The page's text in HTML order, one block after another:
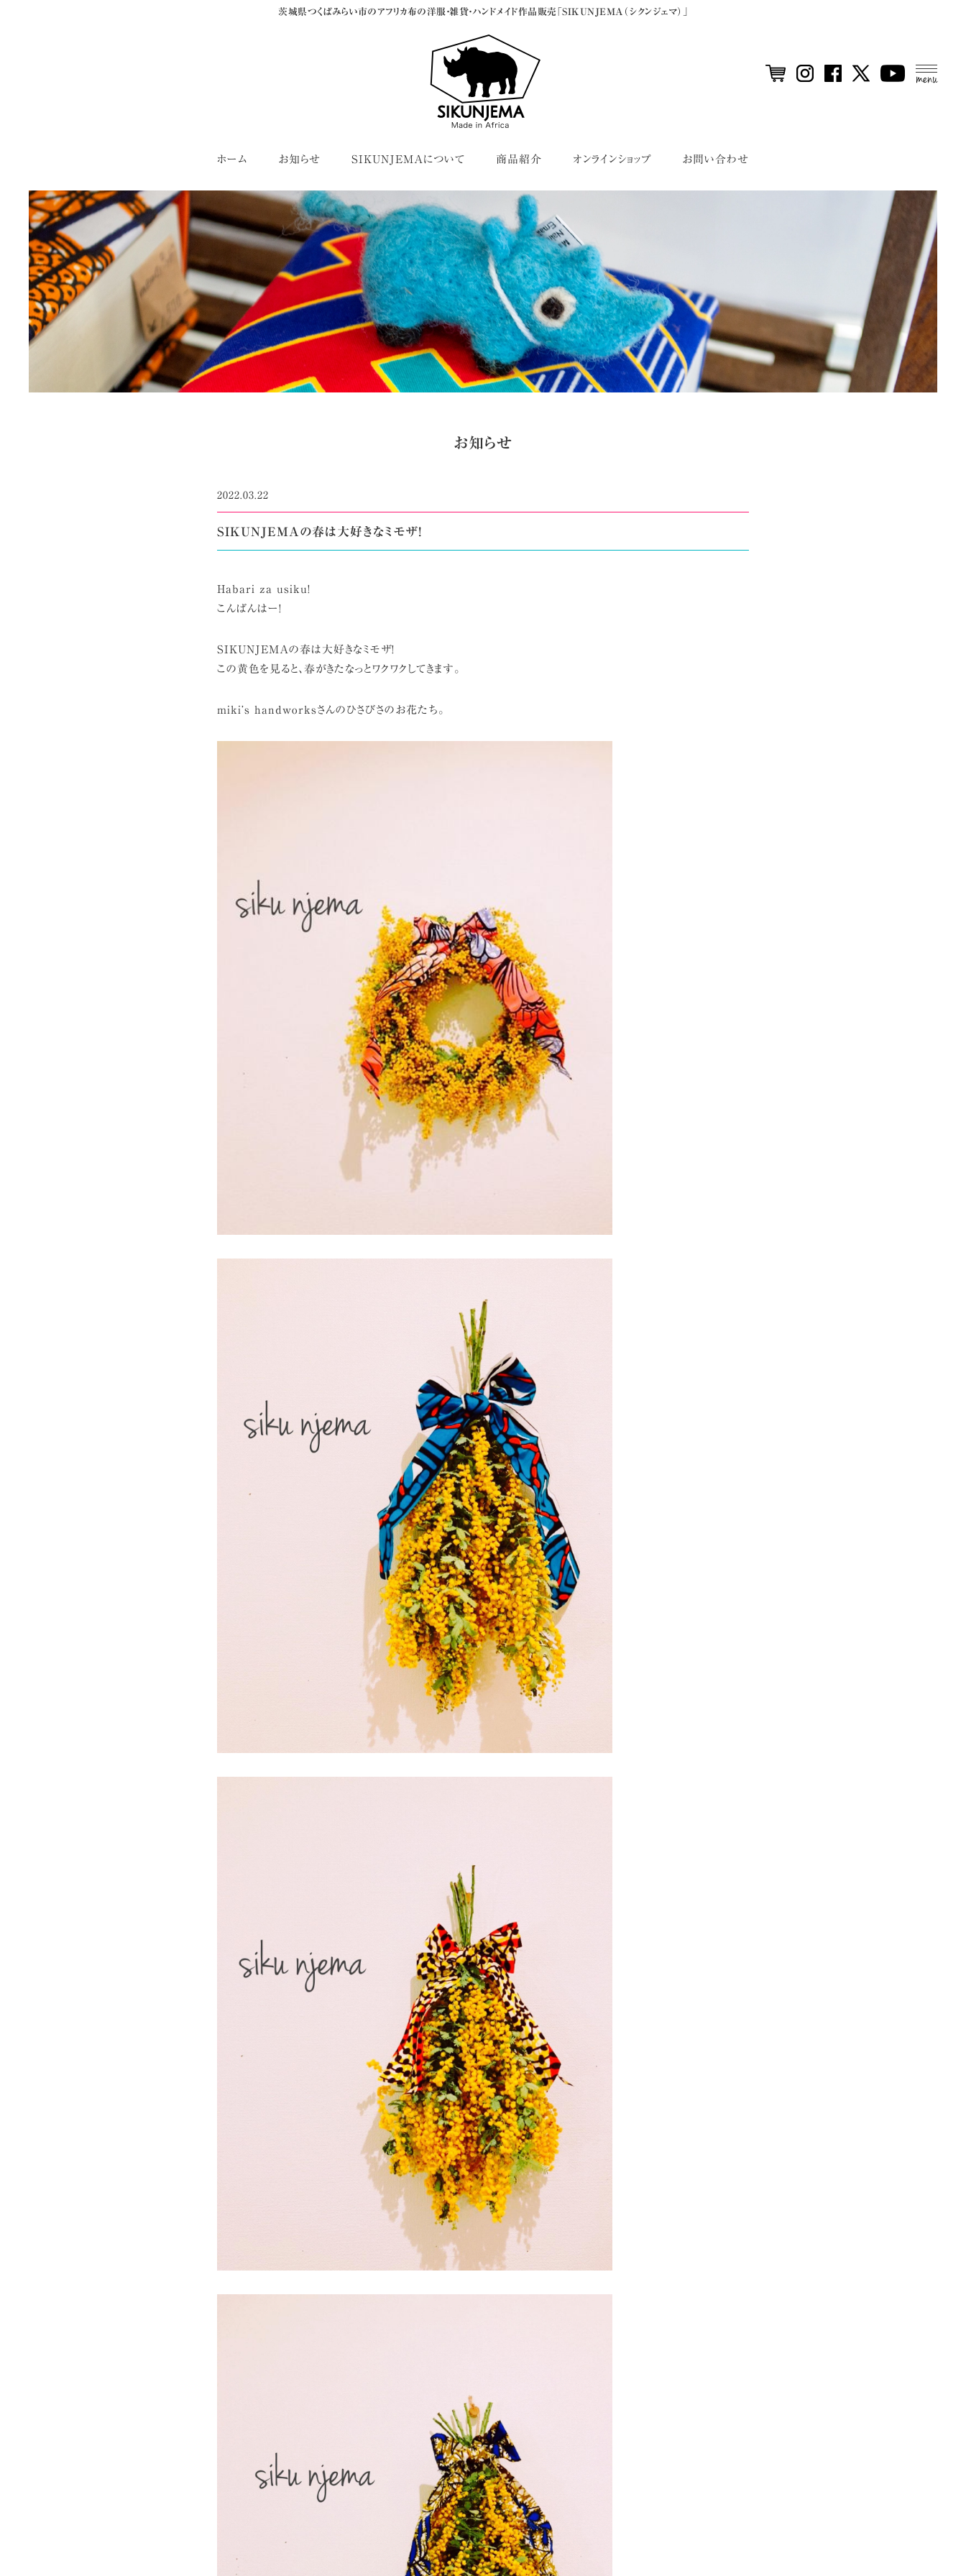
MEN
茨城県つくばみらい市のアフリカ布の洋服・雑貨・ハンドメイド作品販売「SIKUNJEMA（シクンジェマ）」
content
ホーム お知らせ SIKUNJEMAについて 商品紹介 オンラインショップ お問い合わせ
お知らせ
2022.03.22
SIKUNJEMAの春は大好きなミモザ!
Habari za usiku!
こんばんはー!
SIKUNJEMAの春は大好きなミモザ!
この黄色を見ると、春がきたなっとワクワクしてきます。
miki’s handworksさんのひさびさのお花たち。